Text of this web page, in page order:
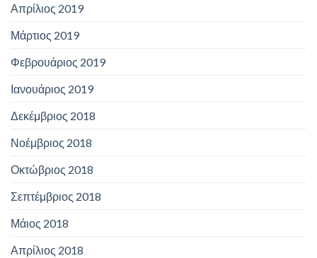
Απρίλιος 2019
Μάρτιος 2019
Φεβρουάριος 2019
Ιανουάριος 2019
Δεκέμβριος 2018
Νοέμβριος 2018
Οκτώβριος 2018
Σεπτέμβριος 2018
Μάιος 2018
Απρίλιος 2018